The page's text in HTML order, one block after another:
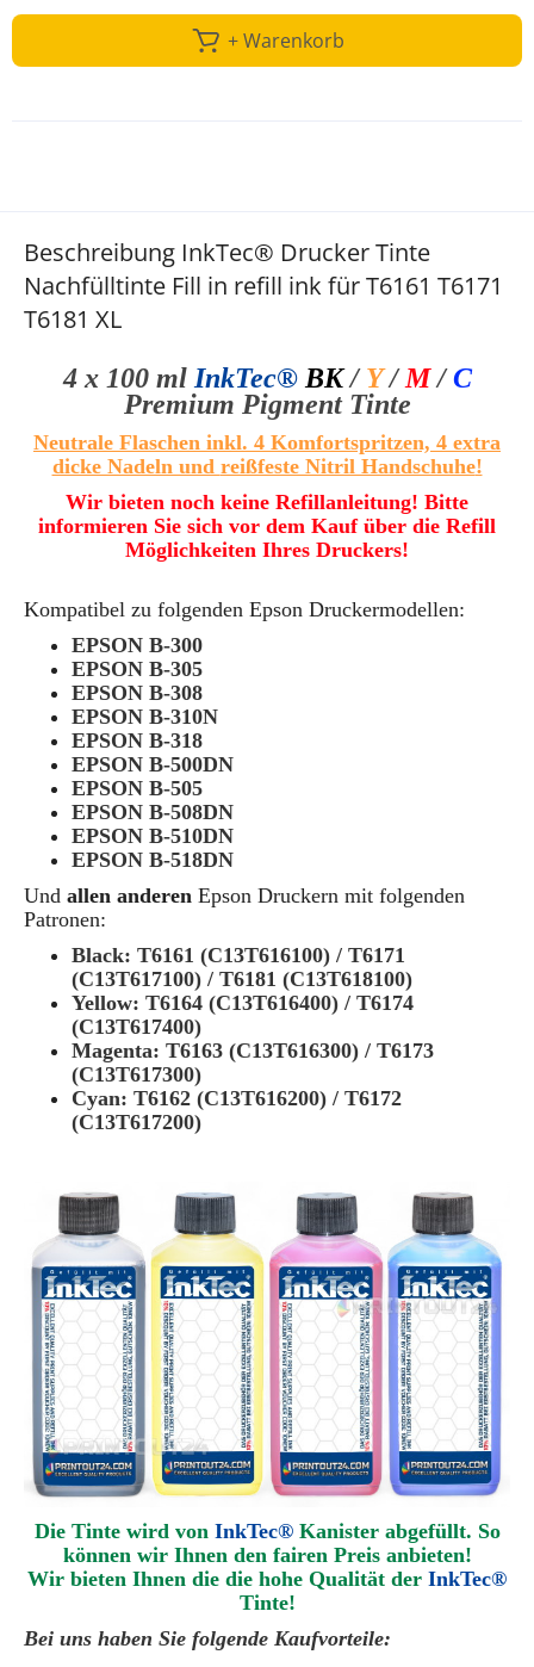
+ Warenkorb
Beschreibung InkTec® Drucker Tinte
Nachfülltinte Fill in refill ink für T6161 T6171
T6181 XL
4 x 100 ml InkTec® BK/Y/M/C
Premium Pigment Tinte
Neutrale Flaschen inkl. 4 Komfortspritzen, 4 extra
dicke Nadeln und reißfeste Nitril Handschuhe!
Wir bieten noch keine Refillanleitung! Bitte
informieren Sie sich vor dem Kauf über die Refill
Möglichkeiten Ihres Druckers!
Kompatibel zu folgenden Epson Druckermodellen:
EPSON B-300
EPSON B-305
EPSON B-308
EPSON B-310N
EPSON B-318
EPSON B-500DN
EPSON B-505
EPSON B-508DN
EPSON B-510DN
EPSON B-518DN
Und allen anderen Epson Druckern mit folgenden
Patronen:
Black: T6161 (C13T616100) / T6171
(C13T617100) / T6181 (C13T618100)
Yellow: T6164 (C13T616400) / T6174
(C13T617400)
Magenta: T6163 (C13T616300) / T6173
(C13T617300)
Cyan: T6162 (C13T616200) / T6172
(C13T617200)
Die Tinte wird von InkTec® Kanister abgefüllt. So
können wir Ihnen den fairen Preis anbieten!
Wir bieten Ihnen die die hohe Qualität der InkTec®
Tinte!
Bei uns haben Sie folgende Kaufvorteile: